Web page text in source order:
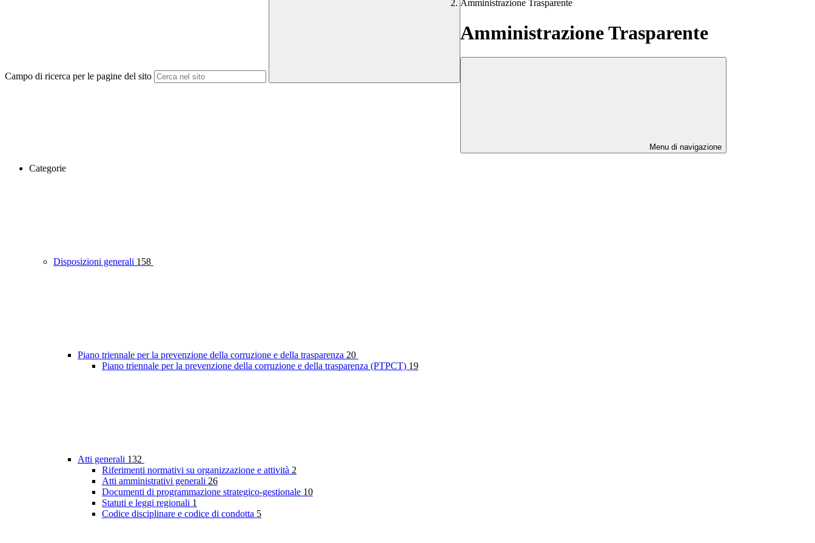
Campo di ricerca per le pagine del sito
Amministrazione Trasparente
Amministrazione Trasparente
Menu di navigazione
Categorie
Disposizioni generali 158
Piano triennale per la prevenzione della corruzione e della trasparenza 20
Piano triennale per la prevenzione della corruzione e della trasparenza (PTPCT) 19
Atti generali 132
Riferimenti normativi su organizzazione e attività 2
Atti amministrativi generali 26
Documenti di programmazione strategico-gestionale 10
Statuti e leggi regionali 1
Codice disciplinare e codice di condotta 5